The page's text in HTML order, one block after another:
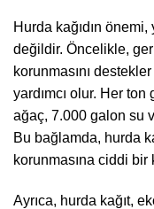
Hurda kağıdın önemi,
değildir. Öncelikle,
korunmasını
yardımcı olur. Her
ağaç, 7.000 galon su
Bu bağlamda, hurda
korunmasına ciddi bir
Ayrıca, hurda kağıt,